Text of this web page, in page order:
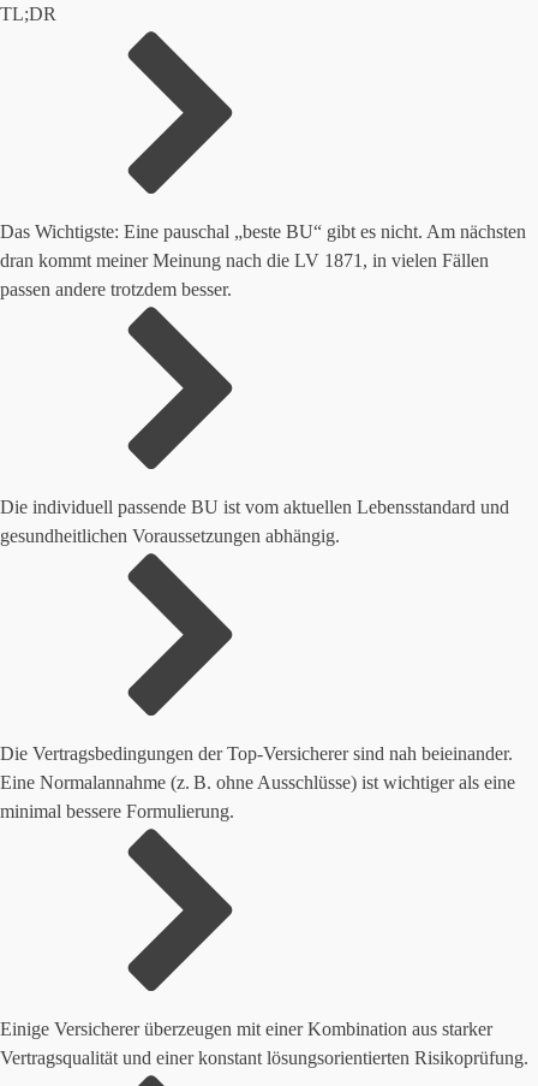
TL;DR
Das Wichtigste: Eine pauschal „beste BU“ gibt es nicht. Am nächsten
dran kommt meiner Meinung nach die LV 1871, in vielen Fällen
passen andere trotzdem besser.
Die individuell passende BU ist vom aktuellen Lebensstandard und
gesundheitlichen Voraussetzungen abhängig.
Die Vertragsbedingungen der Top-Versicherer sind nah beieinander.
Eine Normalannahme (z. B. ohne Ausschlüsse) ist wichtiger als eine
minimal bessere Formulierung.
Einige Versicherer überzeugen mit einer Kombination aus starker
Vertragsqualität und einer konstant lösungsorientierten Risikoprüfung.